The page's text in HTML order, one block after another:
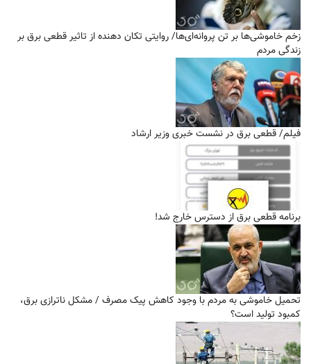
زخم خاموشی‌ها بر تن پروانه‌ای‌ها/ روایتی تکان دهنده از تاثیر قطعی برق بر
زندگی مردم
فیلم/ قطعی برق در نشست خبری وزیر ارشاد
برنامه قطعی برق از دسترس خارج شد!
تحمیل خاموشی به مردم با وجود کاهش پیک مصرف / مشکل ناترازی برق،
کمبود تولید است؟